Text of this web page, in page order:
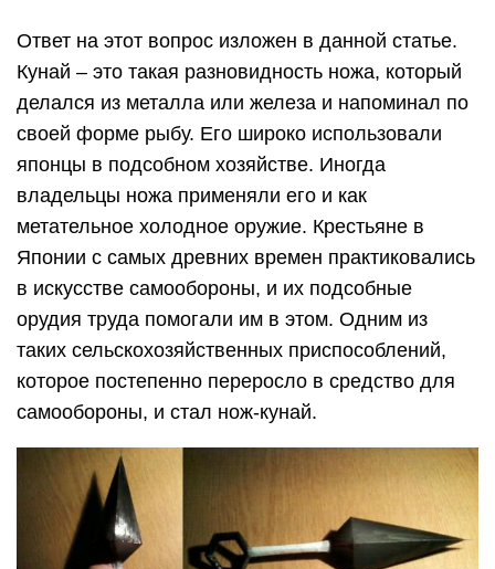
Ответ на этот вопрос изложен в данной статье.
Кунай – это такая разновидность ножа, который
делался из металла или железа и напоминал по
своей форме рыбу. Его широко использовали
японцы в подсобном хозяйстве. Иногда
владельцы ножа применяли его и как
метательное холодное оружие. Крестьяне в
Японии с самых древних времен практиковались
в искусстве самообороны, и их подсобные
орудия труда помогали им в этом. Одним из
таких сельскохозяйственных приспособлений,
которое постепенно переросло в средство для
самообороны, и стал нож-кунай.